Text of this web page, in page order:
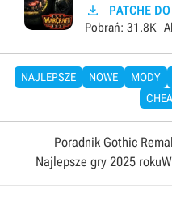
 PATCHE
Pobrań: 31.8K
NAJLEPSZE NOWE MODY
Poradnik Gothic
Najlepsze gry 2025 roku